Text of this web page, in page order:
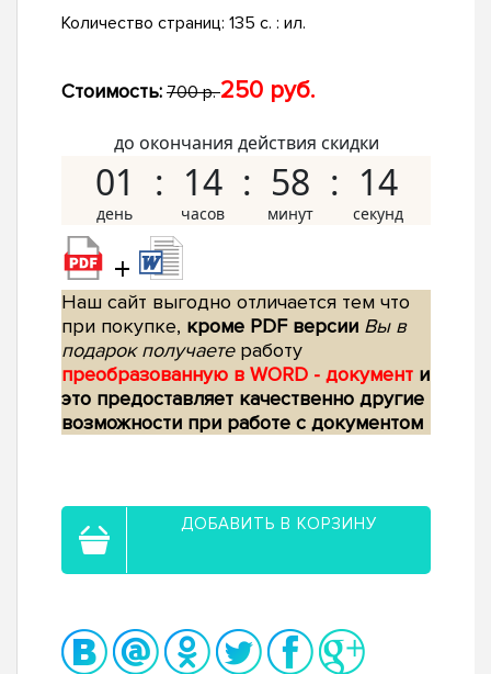
Количество страниц: 135 с. : ил.
Стоимость: 700 р.250 руб.
до окончания действия скидки
01 14 58 13
+
Наш сайт выгодно отличается тем что
при покупке, кроме PDF версии Вы в
подарок получаетеработу
преобразованную в WORD - документ и
это предоставляет качественно другие
возможности при работе с документом
ДОБАВИТЬ В КОРЗИНУ